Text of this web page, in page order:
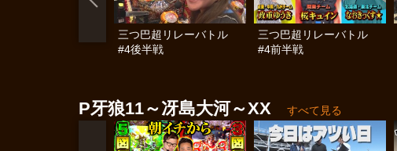
三つ巴超リレーバトル
#4後半戦
三つ巴超リレーバトル
#4前半戦
P牙狼11～冴島大河～XX すべて見る